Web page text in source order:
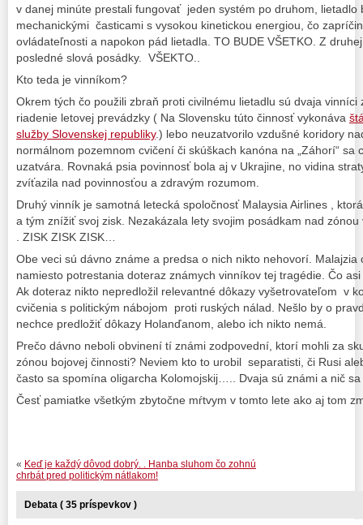
v danej minúte prestali fungovať jeden systém po druhom,
mechanickými časticami s vysokou kinetickou energiou, čo
ovládateľnosti a napokon pád lietadla. TO BUDE VŠETKO. Z
posledné slová posádky. VŠEKTO..
Kto teda je vinníkom?
Okrem tých čo použili zbraň proti civilnému lietadlu sú dvaja
riadenie letovej prevádzky ( Na Slovensku túto činnosť vykonáva
služby Slovenskej republiky.) lebo neuzatvorilo vzdušné koridory
normálnom pozemnom cvičení či skúškach kanóna na „Záhorí“ sa
uzatvára. Rovnaká psia povinnosť bola aj v Ukrajine, no vidina
zvíťazila nad povinnosťou a zdravým rozumom.
Druhý vinník je samotná letecká spoločnosť Malaysia Airlines ,
a tým znížiť svoj zisk. Nezakázala lety svojim posádkam nad
. ZISK ZISK ZISK…
Obe veci sú dávno známe a predsa o nich nikto nehovorí. Malajzia
namiesto potrestania doteraz známych vinníkov tej tragédie. Čo
Ak doteraz nikto nepredložil relevantné dôkazy vyšetrovateľom v
cvičenia s politickým nábojom proti ruských nálad. Nešlo by o
nechce predložiť dôkazy Holanďanom, alebo ich nikto nemá.
Prečo dávno neboli obvinení tí známi zodpovední, ktorí mohli za
zónou bojovej činnosti? Neviem kto to urobil separatisti, či Rusi
často sa spomína oligarcha Kolomojskij….. Dvaja sú známi a nič
Česť pamiatke všetkým zbytočne mŕtvym v tomto lete ako aj tom
« Keď je každý dôvod dobrý. . Hanba sluhom čo zohnú
chrbát pred politickým nátlakom!
Debata ( 35 príspevkov )